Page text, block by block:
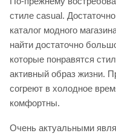
стиле casual.
каталог модного
найти достаточно
которые понравятся
активный образ жизни.
согреют в холодное
комфортны.
Очень актуальными